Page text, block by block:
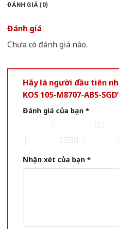
ĐÁNH GIÁ (0)
Đánh giá
Chưa có đánh giá nào.
Hãy là người đầu tiên
KOS 105-M8707-ABS-
Đánh giá của bạn *
Nhận xét của bạn *